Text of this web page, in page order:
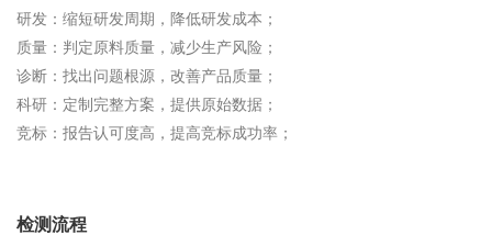
研发：缩短研发周期，降低研发成本；
质量：判定原料质量，减少生产风险；
诊断：找出问题根源，改善产品质量；
科研：定制完整方案，提供原始数据；
竞标：报告认可度高，提高竞标成功率；
检测流程